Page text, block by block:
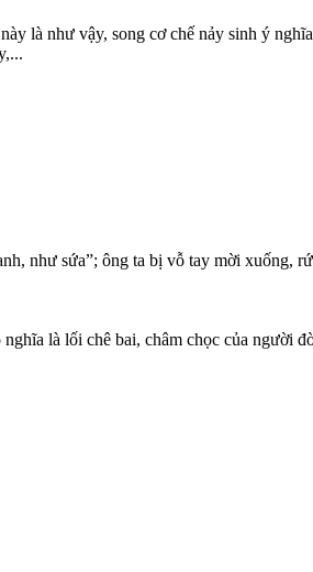
là như vậy, song cơ chế nảy sinh ý
như sứa”; ông ta bị vỗ tay mời xuống,
là lối chê bai, châm chọc của người